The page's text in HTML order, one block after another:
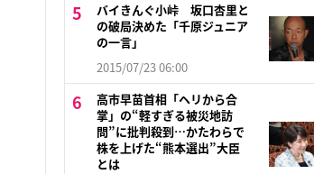
バイきんぐ小峠 坂口杏里と
の破局決めた「千原ジュニア
の一言」
2015/07/23 06:00
高市早苗首相「ヘリから合
掌」の“軽すぎる被災地訪
問”に批判殺到…かたわらで
株を上げた“熊本選出”大臣
とは